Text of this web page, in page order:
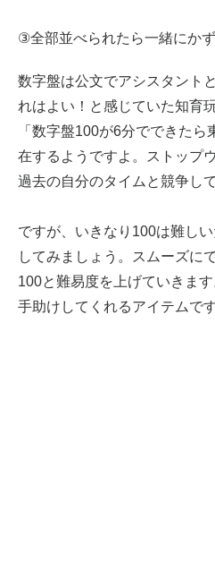
③全部並べられたら一緒にかず
数字盤は公文でアシスタント
れはよい！と感じていた知育
「数字盤100が6分でできた
在するようですよ。ストップ
過去の自分のタイムと競争し
ですが、いきなり100は難し
してみましょう。スムーズに
100と難易度を上げていきま
手助けしてくれるアイテムです